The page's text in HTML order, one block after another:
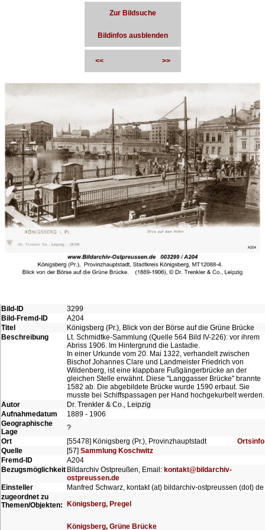
Zur Bildsuche
Bildinfos ausblenden
<< >>
Bild-ID
3299
Bild-Fremd-ID
A204
Titel
Königsberg (Pr.), Blick von der Börse auf die Grüne Brücke
Beschreibung
Lt. Schmidtke-Sammlung (Quelle 564 Bild IV-226): vor ihrem
Abriss 1906. Im Hintergrund die Lastadie.
In einer Urkunde vom 20. Mai 1322, verhandelt zwischen
Bischof Johannes Clare und Landmeister Friedrich von
Wildenberg, ist eine klappbare Fußgängerbrücke an der
gleichen Stelle erwähnt. Diese "Langgasser Brücke" brannte
1582 ab. Die abgebildete Brücke wurde 1590 erbaut. Sie
musste bei Schiffspassagen per Hand hochgekurbelt werden.
Autor
Dr. Trenkler & Co., Leipzig
Aufnahmedatum
1889 - 1906
Geographische
Lage
?
Ort
[55478] Königsberg (Pr.), Provinzhauptstadt
Ortsinfo
Quelle
[57] Sammlung Koschwitz
Fremd-ID
A204
Bezugsmöglichkeit Bildarchiv Ostpreußen, Email: kontakt@bildarchiv-
ostpreussen.de
Einsteller
Manfred Schwarz, kontakt (at) bildarchiv-ostpreussen (dot) de
zugeordnet zu
Themen/Objekten:
Königsberg, Pregel
Königsberg, Grüne Brücke